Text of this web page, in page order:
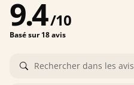
9.4/10
Basé sur 18 avis